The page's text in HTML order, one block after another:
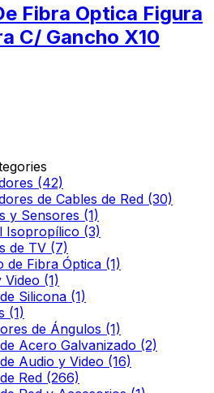
Fibra Optica Figura
C/ Gancho X10
(42)
de Cables de Red (30)
y Sensores (1)
Isopropílico (3)
de TV (7)
de Fibra Óptica (1)
Video (1)
Silicona (1)
(1)
de Ángulos (1)
Acero Galvanizado (2)
Audio y Video (16)
Red (266)